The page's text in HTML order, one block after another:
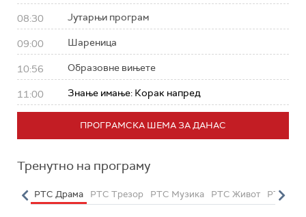
08:30 Јутарњи програм
09:00 Шареница
10:56 Образовне вињете
11:00 Знање имање: Корак напред
ПРОГРАМСКА ШЕМА ЗА ДАНАС
Тренутно на програму
РТС Драма РТС Трезор РТС Музика РТС Живот РТС